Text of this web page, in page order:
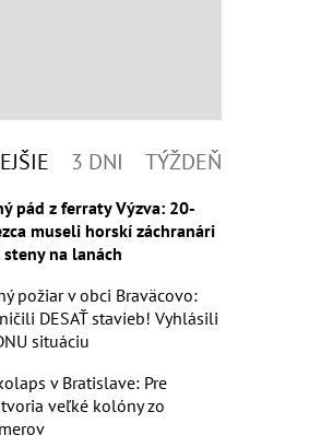
3 DNI TÝŽDEŇ
pád z ferraty Výzva: 20-
museli horskí záchranári
na lanách
požiar v obci Braväcovo:
DESAŤ stavieb! Vyhlásili
situáciu
v Bratislave: Pre
veľké kolóny zo